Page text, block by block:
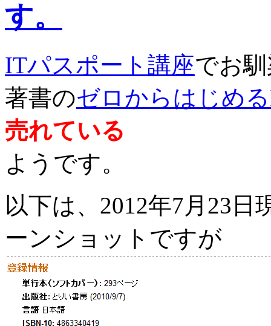
す。
ITパスポート講座でお
著書のゼロからはじめ
売れている
ようです。
以下は、2012年7月23日
ーンショットですが